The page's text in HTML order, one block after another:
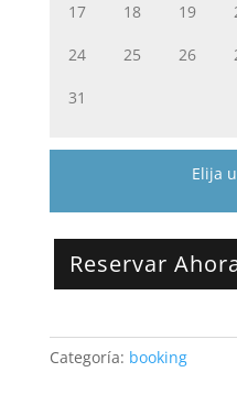
17 18 19
24 25 26
31
Elija
Reservar
Categoría: booking